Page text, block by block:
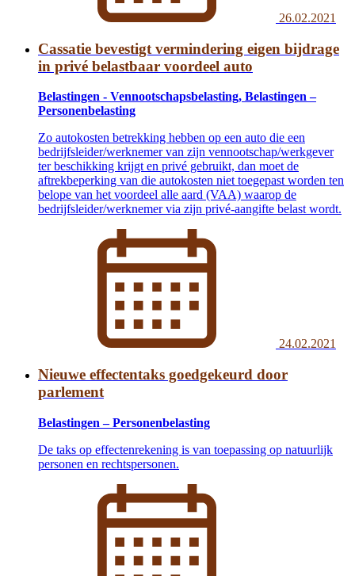
26.02.2021
Cassatie bevestigt vermindering eigen bijdrage
in privé belastbaar voordeel auto
Belastingen - Vennootschapsbelasting, Belastingen –
Personenbelasting
Zo autokosten betrekking hebben op een auto die een
bedrijfsleider/werknemer van zijn vennootschap/werkgever
ter beschikking krijgt en privé gebruikt, dan moet de
aftrekbeperking van die autokosten niet toegepast worden ten
belope van het voordeel alle aard (VAA) waarop de
bedrijfsleider/werknemer via zijn privé-aangifte belast wordt.
24.02.2021
Nieuwe effectentaks goedgekeurd door
parlement
Belastingen – Personenbelasting
De taks op effectenrekening is van toepassing op natuurlijk
personen en rechtspersonen.